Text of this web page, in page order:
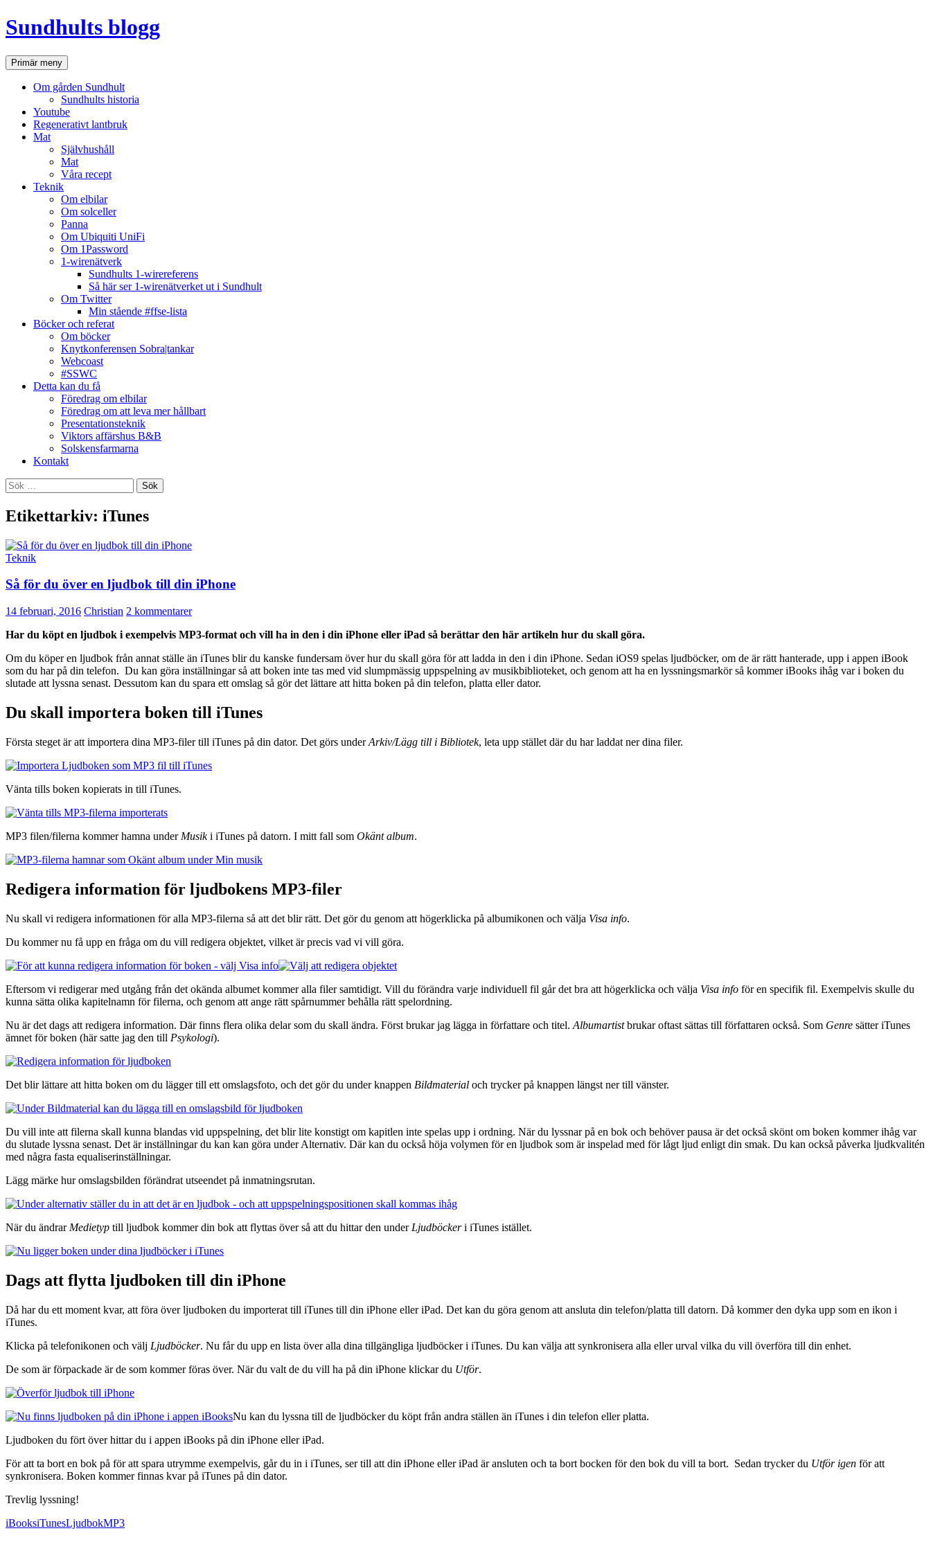
Hoppa
till
Sundhults blogg
SökPrimär meny
Om gården Sundhult
Sundhults historia
Youtube
Regenerativt lantbruk
Mat
Självhushåll
Mat
Våra recept
Teknik
Om elbilar
Om solceller
Panna
Om Ubiquiti UniFi
Om 1Password
1-wirenätverk
Sundhults 1-wirereferens
Så här ser 1-wirenätverket ut i Sundhult
Om Twitter
Min stående #ffse-lista
Böcker och referat
Om böcker
Knytkonferensen Sobra|tankar
Webcoast
#SSWC
Detta kan du få
Föredrag om elbilar
Föredrag om att leva mer hållbart
Presentationsteknik
Viktors affärshus B&B
Solskensfarmarna
Kontakt
Sök
efter:
Etikettarkiv: iTunes
Teknik
Så för du över en ljudbok till din iPhone
14 februari, 2016 Christian 2 kommentarer
Har du köpt en ljudbok i exempelvis MP3-format och vill ha in den i din iPhone eller iPad så berättar den här artikeln hur du skall göra.
Om du köper en ljudbok från annat ställe än iTunes blir du kanske fundersam över hur du skall göra för att ladda in den i din iPhone. Sedan iOS9 spelas ljudböcker, om de är rätt hanterade, upp i appen iBook
som du har på din telefon. Du kan göra inställningar så att boken inte tas med vid slumpmässig uppspelning av musikbiblioteket, och genom att ha en lyssningsmarkör så kommer iBooks ihåg var i boken du
slutade att lyssna senast. Dessutom kan du spara ett omslag så gör det lättare att hitta boken på din telefon, platta eller dator.
Du skall importera boken till iTunes
Första steget är att importera dina MP3-filer till iTunes på din dator. Det görs underArkiv/Lägg till i Bibliotek, leta upp stället där du har laddat ner dina filer.
Vänta tills boken kopierats in till iTunes.
MP3 filen/filerna kommer hamna under Musiki iTunes på datorn. I mitt fall som Okänt album.
Redigera information för ljudbokens MP3-filer
Nu skall vi redigera informationen för alla MP3-filerna så att det blir rätt. Det gör du genom att högerklicka på albumikonen och välja Visa info.
Du kommer nu få upp en fråga om du vill redigera objektet, vilket är precis vad vi vill göra.
Eftersom vi redigerar med utgång från det okända albumet kommer alla filer samtidigt. Vill du förändra varje individuell fil går det bra att högerklicka och välja Visa info för en specifik fil. Exempelvis skulle du
kunna sätta olika kapitelnamn för filerna, och genom att ange rätt spårnummer behålla rätt spelordning.
Nu är det dags att redigera information. Där finns flera olika delar som du skall ändra. Först brukar jag lägga in författare och titel. Albumartistbrukar oftast sättas till författaren också. Som Genre sätter iTunes
ämnet för boken (här satte jag den till Psykologi).
Det blir lättare att hitta boken om du lägger till ett omslagsfoto, och det gör du under knappen Bildmaterial och trycker på knappen längst ner till vänster.
Du vill inte att filerna skall kunna blandas vid uppspelning, det blir lite konstigt om kapitlen inte spelas upp i ordning. När du lyssnar på en bok och behöver pausa är det också skönt om boken kommer ihåg var
du slutade lyssna senast. Det är inställningar du kan kan göra under Alternativ. Där kan du också höja volymen för en ljudbok som är inspelad med för lågt ljud enligt din smak. Du kan också påverka ljudkvalitén
med några fasta equaliserinställningar.
Lägg märke hur omslagsbilden förändrat utseendet på inmatningsrutan.
När du ändrar Medietyp till ljudbok kommer din bok att flyttas över så att du hittar den under Ljudböckeri iTunes istället.
Dags att flytta ljudboken till din iPhone
Då har du ett moment kvar, att föra över ljudboken du importerat till iTunes till din iPhone eller iPad. Det kan du göra genom att ansluta din telefon/platta till datorn. Då kommer den dyka upp som en ikon i
iTunes.
Klicka på telefonikonen och välj Ljudböcker. Nu får du upp en lista över alla dina tillgängliga ljudböcker i iTunes. Du kan välja att synkronisera alla eller urval vilka du vill överföra till din enhet.
De som är förpackade är de som kommer föras över. När du valt de du vill ha på din iPhone klickar du Utför.
Nu kan du lyssna till de ljudböcker du köpt från andra ställen än iTunes i din telefon eller platta.
Ljudboken du fört över hittar du i appen iBooks på din iPhone eller iPad.
För att ta bort en bok på för att spara utrymme exempelvis, går du in i iTunes, ser till att din iPhone eller iPad är ansluten och ta bort bocken för den bok du vill ta bort. Sedan trycker du Utför igen för att
synkronisera. Boken kommer finnas kvar på iTunes på din dator.
Trevlig lyssning!
iBooksiTunesLjudbokMP3